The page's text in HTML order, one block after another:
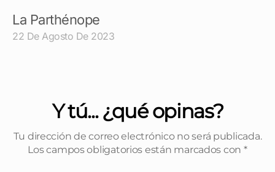
La Parthénope
22 De Agosto De 2023
Y tú... ¿qué opinas?
Tu dirección de correo electrónico no será publicada.
Los campos obligatorios están marcados con *